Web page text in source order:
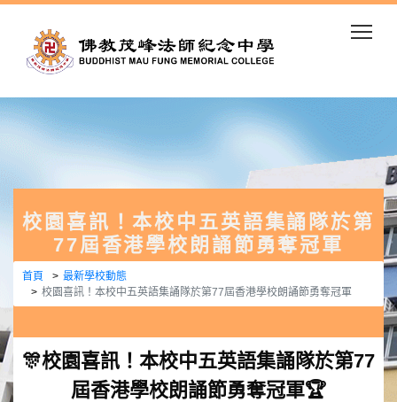
校園喜訊！本校中五英語集誦隊於第
77屆香港學校朗誦節勇奪冠軍
首頁
最新學校動態
校園喜訊！本校中五英語集誦隊於第77屆香港學校朗誦節勇奪冠軍
🎊校園喜訊！本校中五英語集誦隊於第77
屆香港學校朗誦節勇奪冠軍🏆